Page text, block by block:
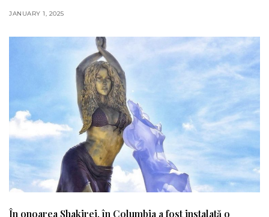
JANUARY 1, 2025
În onoarea Shakirei, în Columbia a fost instalată o